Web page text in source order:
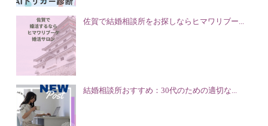
佐賀で結婚相談所をお探しならヒマワリブー...
結婚相談所おすすめ：30代のための適切な...